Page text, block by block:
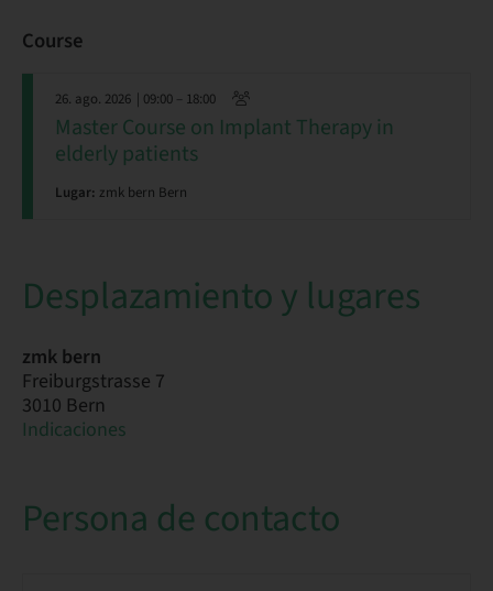
Course
26. ago. 2026 | 09:00 – 18:00
Master Course on Implant Therapy in
elderly patients
Lugar: zmk bern Bern
Desplazamiento y lugares
zmk bern
Freiburgstrasse 7
3010 Bern
Indicaciones
Persona de contacto